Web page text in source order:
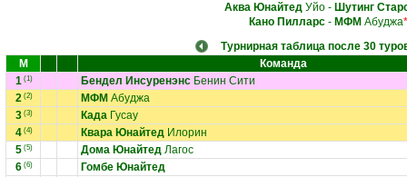
Аква ЮнайтедУйо- Шутинг
Кано Пилларс- МФМ Абуджа*
Турнирная таблица после 30
М
Команда
1 (1) Бендел Инсуренэнс Бенин Сити
2 (2) МФМ Абуджа
3 (3) Када Гусау
4 (4) Квара Юнайтед Илорин
5 (5) Дома Юнайтед Лагос
6 (6)
Гомбе Юнайтед